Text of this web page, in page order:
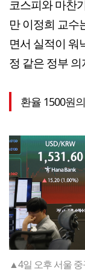
코스피와 마찬
만 이정희 교수
면서 실적이 워
정 같은 정부
환율 1500원
▲4일 오후 서울 중